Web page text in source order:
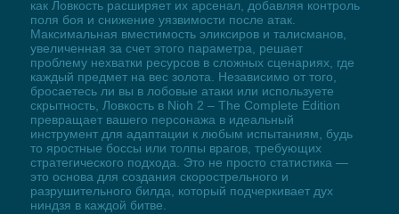
как Ловкость расширяет их арсенал, добавляя контроль
поля боя и снижение уязвимости после атак.
Максимальная вместимость эликсиров и талисманов,
увеличенная за счет этого параметра, решает
проблему нехватки ресурсов в сложных сценариях, где
каждый предмет на вес золота. Независимо от того,
бросаетесь ли вы в лобовые атаки или используете
скрытность, Ловкость в Nioh 2 – The Complete Edition
превращает вашего персонажа в идеальный
инструмент для адаптации к любым испытаниям, будь
то яростные боссы или толпы врагов, требующих
стратегического подхода. Это не просто статистика —
это основа для создания скорострельного и
разрушительного билда, который подчеркивает дух
ниндзя в каждой битве.